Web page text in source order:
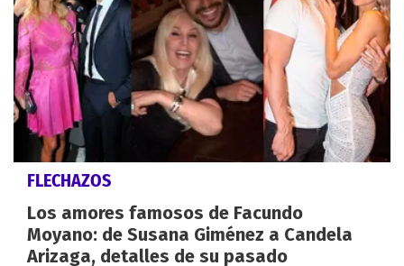
FLECHAZOS
Los amores famosos de Facundo
Moyano: de Susana Giménez a Candela
Arizaga, detalles de su pasado